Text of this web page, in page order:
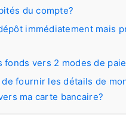
du compte?
immédiatement mais
vers 2 modes de
fournir les détails de
ma carte bancaire?